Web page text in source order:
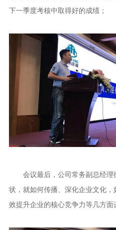
下一季度考核中取得好的成绩；
会议最后，公司常务副总经理
状，就如何传播、深化企业文化
效提升企业的核心竞争力等几方面